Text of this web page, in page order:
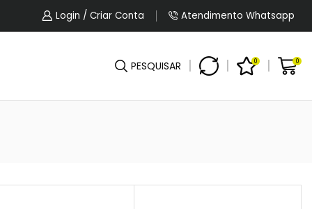
5% OFF No Pagamento Por PIX Ou Boleto.
Login / Criar Conta Atendimento Whatsapp
PESQUISAR 0 0